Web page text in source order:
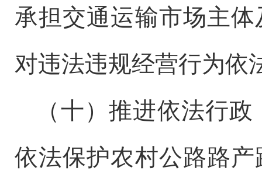
承担交通运输市场主
对违法违规经营行为依
（十）推进依法行政
依法保护农村公路路产